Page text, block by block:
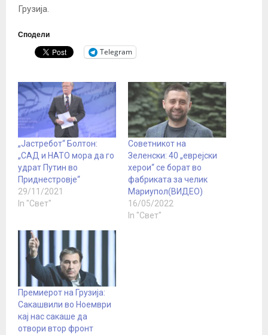
Грузија.
Сподели
Telegram
„Јастребот“ Болтон:
„САД и НАТО мора да го
удрат Путин во
Приднестровје“
29/11/2021
In "Свет"
Советникот на
Зеленски: 40 „еврејски
херои“ се борат во
фабриката за челик
Мариупол(ВИДЕО)
16/05/2022
In "Свет"
Премиерот на Грузија:
Сакашвили во Ноември
кај нас сакаше да
отвори втор фронт